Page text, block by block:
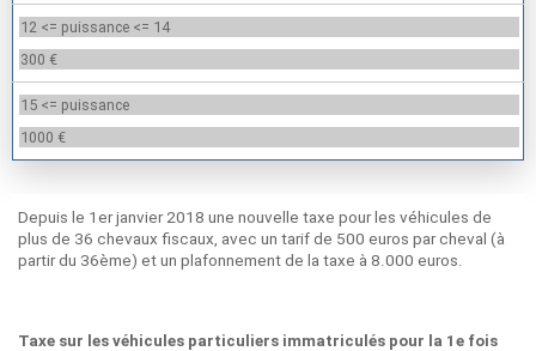
12 <= puissance <= 14
300 €
15 <= puissance
1000 €
Depuis le 1er janvier 2018 une nouvelle taxe pour les véhicules de
plus de 36 chevaux fiscaux, avec un tarif de 500 euros par cheval (à
partir du 36ème) et un plafonnement de la taxe à 8.000 euros.
Taxe sur les véhicules particuliers immatriculés pour la 1e fois